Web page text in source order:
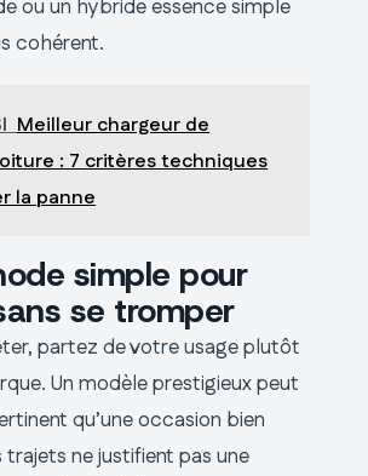
ou un hybride essence simple
cohérent.
Meilleur chargeur de
: 7 critères techniques
la panne
simple pour
se tromper
partez de votre usage plutôt
Un modèle prestigieux peut
qu’une occasion bien
trajets ne justifient pas une